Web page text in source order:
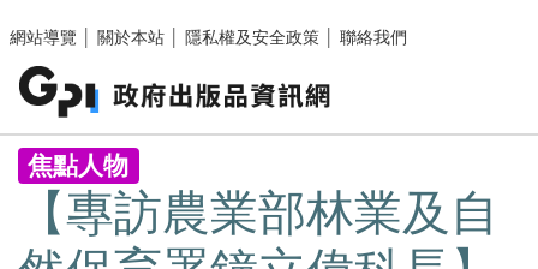
網站導覽
關於本站 隱私權及安全政策 聯絡我們
:::
焦點人物
【專訪農業部林業及自